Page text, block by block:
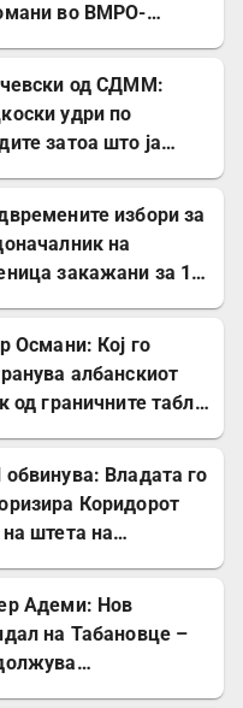
во ВМРО-
Богдановски беа
Србославија
од СДММ:
удри по
затоа што ја
избори за
на
закажани за 18
Османи: Кој го
албанскиот
од граничните табли,
Владата го
Коридорот
штета на
Адеми: Нов
на Табановце –